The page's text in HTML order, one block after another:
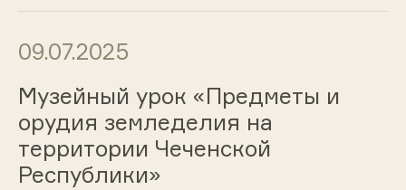
09.07.2025
Музейный урок «Предметы и
орудия земледелия на
территории Чеченской
Республики»